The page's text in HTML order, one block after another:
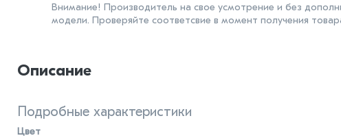
Внимание! Производитель на свое усмотрение и без
модели. Проверяйте соответсвие в момент получения
Описание
Подробные характеристики
Цвет